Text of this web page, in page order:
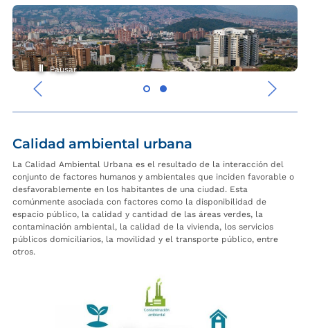
‹
›
Pausar
Calidad ambiental urbana
La Calidad Ambiental Urbana es el resultado de la interacción del
conjunto de factores humanos y ambientales que inciden favorable o
desfavorablemente en los habitantes de una ciudad. Esta
comúnmente asociada con factores como la disponibilidad de
espacio público, la calidad y cantidad de las áreas verdes, la
contaminación ambiental, la calidad de la vivienda, los servicios
públicos domiciliarios, la movilidad y el transporte público, entre
otros.